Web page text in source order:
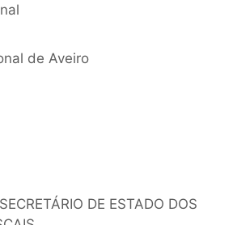
de Aveiro
DE ESTADO DOS